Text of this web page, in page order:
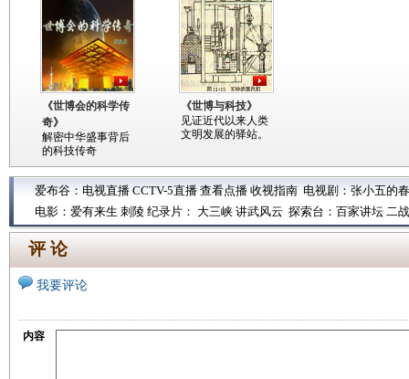
《世博会的科学传
奇》
解密中华盛事背后
的科技传奇
《世博与科技》
见证近代以来人类
文明发展的驿站。
爱布谷： 电视直播 CCTV-5直播 查看点播 收视指南 电视剧： 张小五的
电影： 爱有来生 刺陵 纪录片： 大三峡 讲武风云 探索台： 百家讲坛 二
评 论
我要评论
内容